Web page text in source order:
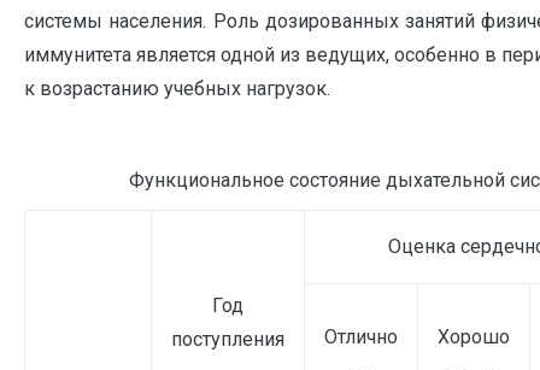
системы населения. Роль дозированных занятий
иммунитета является одной из ведущих, особенно в
к возрастанию учебных нагрузок.
Функциональное состояние дыхательной
Год
поступления
Оценка
Отлично
Хорошо